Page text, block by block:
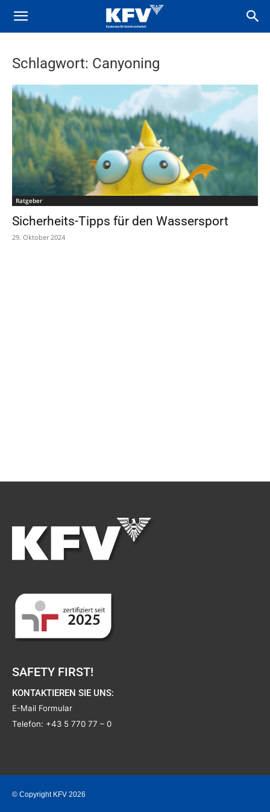
Schlagwort: Canyoning
Ratgeber
Sicherheits-Tipps für den Wassersport
29. Oktober 2024
SAFETY FIRST!
KONTAKTIEREN SIE UNS:
E-Mail Formular
Telefon: +43 5 770 77 – 0
© Copyright KFV 2026